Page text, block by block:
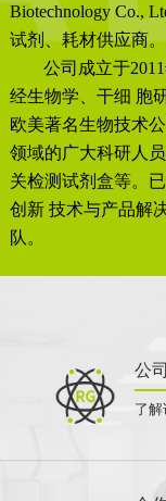
Biotechnology Co.,
试剂、耗材供应商。
公司成立于
经生物学、干细 胞
欧美著名生物技术
领域的广大科研人
关检测试剂盒等。
创新 技术与产品解
队。
公
了